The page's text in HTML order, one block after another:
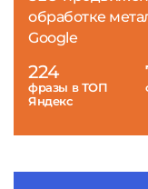
обработке
Google
224
фразы в ТОП
Яндекс